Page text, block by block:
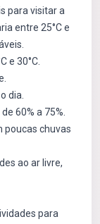
para visitar a
entre 25°C e
e 30°C.
dia.
60% a 75%.
poucas chuvas
ao ar livre,
para